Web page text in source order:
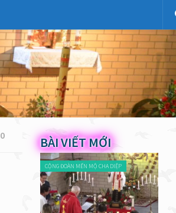
0 BÀI VIẾT MỚI
CỘNG ĐOÀN MẾN MỘ CHA DIỆP